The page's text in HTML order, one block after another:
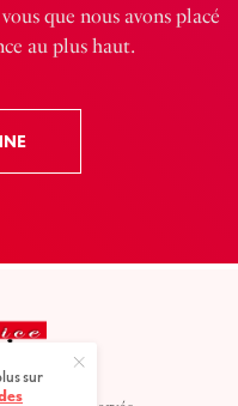
que nous avons placé
au plus haut.
sur